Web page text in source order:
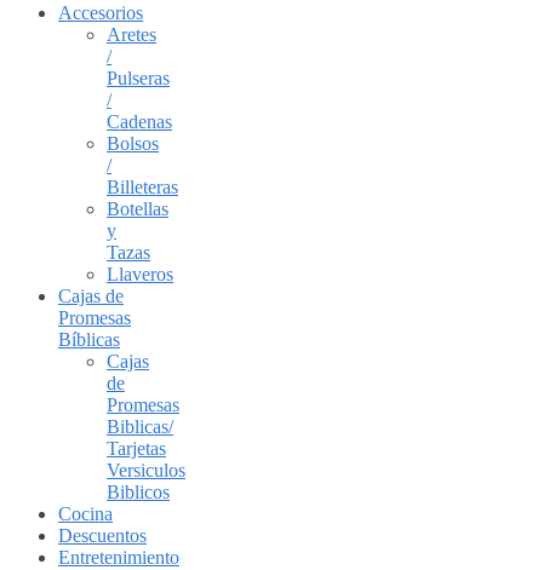
Accesorios
Aretes
/
Pulseras
/
Cadenas
Bolsos
/
Billeteras
Botellas
y
Tazas
Llaveros
Cajas de
Promesas
Bíblicas
Cajas
de
Promesas
Biblicas/
Tarjetas
Versiculos
Biblicos
Cocina
Descuentos
Entretenimiento